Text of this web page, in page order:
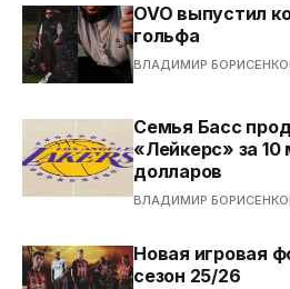
OVO выпустил
гольфа
ВЛАДИМИР
Семья Басс
«Лейкерс» за
долларов
ВЛАДИМИР
Новая игровая
сезон 25/26